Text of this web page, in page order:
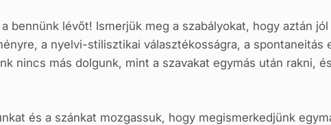
bennünk lévőt! Ismerjük meg a szabályokat, hogy aztán
a nyelvi-stilisztikai választékosságra, a spontaneitás
nincs más dolgunk, mint a szavakat egymás után rakni,
és a szánkat mozgassuk, hogy megismerkedjünk